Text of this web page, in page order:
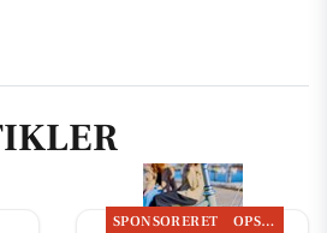
SPONSORERET OPSLAGSTAVLEN